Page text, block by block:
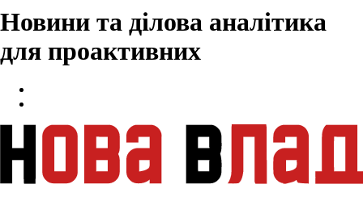
Новини та ділова аналітика
для проактивних